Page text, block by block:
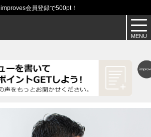
improves会員登録で500pt！